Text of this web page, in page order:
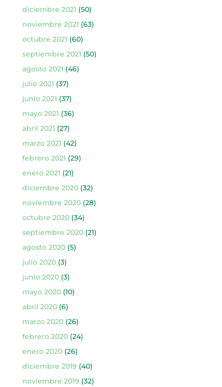
diciembre 2021 (50)
noviembre 2021 (63)
octubre 2021 (60)
septiembre 2021 (50)
agosto 2021 (46)
julio 2021 (37)
junio 2021 (37)
mayo 2021 (36)
abril 2021 (27)
marzo 2021 (42)
febrero 2021 (29)
enero 2021 (21)
diciembre 2020(32)
noviembre 2020(28)
octubre 2020(34)
septiembre 2020(21)
agosto 2020(5)
julio 2020(3)
junio 2020(3)
mayo 2020(10)
abril 2020(6)
marzo 2020(26)
febrero 2020(24)
enero 2020(26)
diciembre 2019 (40)
noviembre 2019 (32)